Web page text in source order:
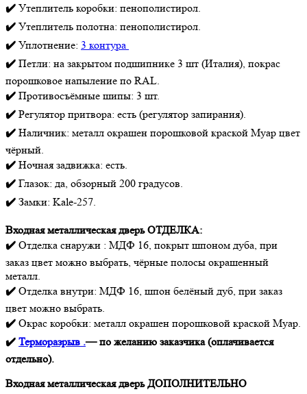
✔️ Утеплитель коробки: пенополистирол.
✔️ Утеплитель полотна: пенополистирол.
✔️ Уплотнение: 3 контура
✔️ Петли: на закрытом подшипнике 3 шт (Италия), покрас
порошковое напыление по RAL.
✔️ Противосъёмные шипы: 3 шт.
✔️ Регулятор притвора: есть (регулятор запирания).
✔️ Наличник: металл окрашен порошковой краской Муар цвет
чёрный.
✔️ Ночная задвижка: есть.
✔️ Глазок: да, обзорный 200 градусов.
✔️ Замки: Kale-257.
Входная металлическая дверь ОТДЕЛКА:
✔️ Отделка снаружи : МДФ 16, покрыт шпоном дуба, при
заказ цвет можно выбрать, чёрные полосы окрашенный
металл.
✔️ Отделка внутри: МДФ 16, шпон белёный дуб, при заказ
цвет можно выбрать.
✔️ Окрас коробки: металл окрашен порошковой краской Муар.
✔️ Терморазрыв .— по желанию заказчика (оплачивается
отдельно).
Входная металлическая дверь ДОПОЛНИТЕЛЬНО